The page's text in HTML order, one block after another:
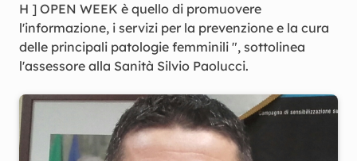
H ] OPEN WEEK è quello di promuovere
l'informazione, i servizi per la prevenzione e la cura
delle principali patologie femminili ", sottolinea
l'assessore alla Sanità Silvio Paolucci.